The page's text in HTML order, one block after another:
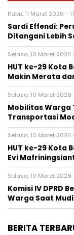
Rabu, 11 Maret 2026 -
Sardi Effendi:
Ditangani Lebih
Selasa, 10 Maret 2026
HUT ke-29 Kota
Makin Merata
Selasa, 10 Maret 2026
Mobilitas Warga
Transportasi
Selasa, 10 Maret 2026
HUT ke-29 Kota
Evi
Selasa, 10 Maret 2026
Komisi IV DPRD
Warga Saat
BERITA